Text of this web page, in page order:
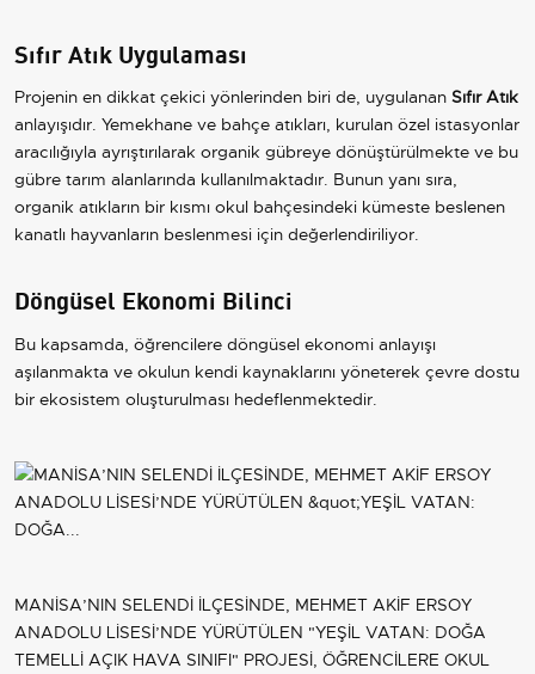
Sıfır Atık Uygulaması
Projenin en dikkat çekici yönlerinden biri de, uygulanan Sıfır Atık
anlayışıdır. Yemekhane ve bahçe atıkları, kurulan özel istasyonlar
aracılığıyla ayrıştırılarak organik gübreye dönüştürülmekte ve bu
gübre tarım alanlarında kullanılmaktadır. Bunun yanı sıra,
organik atıkların bir kısmı okul bahçesindeki kümeste beslenen
kanatlı hayvanların beslenmesi için değerlendiriliyor.
Döngüsel Ekonomi Bilinci
Bu kapsamda, öğrencilere döngüsel ekonomi anlayışı
aşılanmakta ve okulun kendi kaynaklarını yöneterek çevre dostu
bir ekosistem oluşturulması hedeflenmektedir.
MANİSA’NIN SELENDİ İLÇESİNDE, MEHMET AKİF ERSOY
ANADOLU LİSESİ’NDE YÜRÜTÜLEN "YEŞİL VATAN: DOĞA
TEMELLİ AÇIK HAVA SINIFI" PROJESİ, ÖĞRENCİLERE OKUL